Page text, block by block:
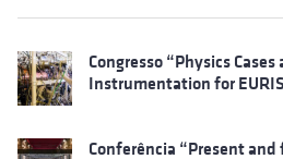
Congresso “Physics Cases
Instrumentation for
Conferência “Present